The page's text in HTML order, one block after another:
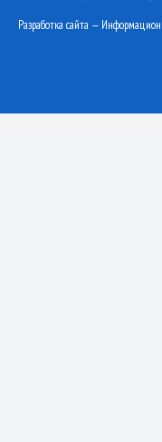
Разработка сайта —